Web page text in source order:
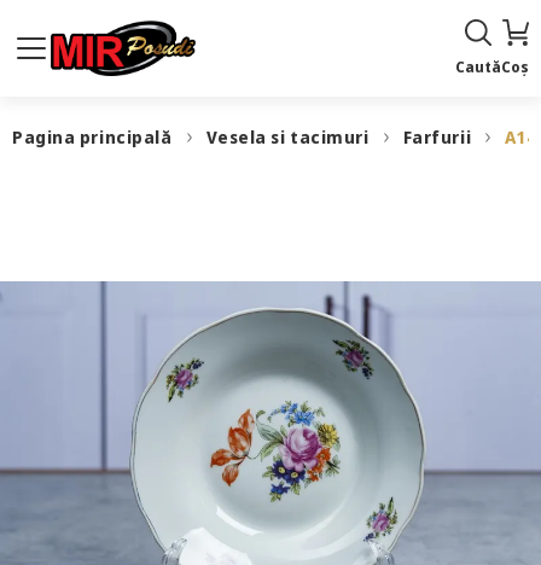
CautăCoș
Pagina principală Vesela si tacimuri Farfurii